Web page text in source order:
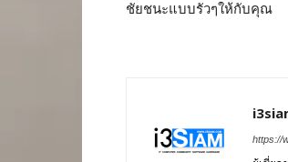
ชัยชนะแบบรัวๆให้กับคุณ
https://